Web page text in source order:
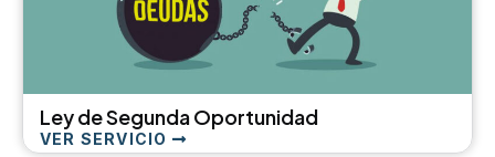
Ley de Segunda Oportunidad
VER SERVICIO